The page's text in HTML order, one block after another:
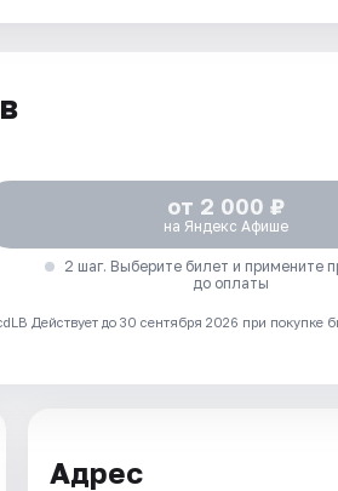
от 2 000 ₽
на Яндекс Афише
2 шаг. Выберите билет и примените
до оплаты
Действует до 30 сентября 2026 при покупке
Адрес